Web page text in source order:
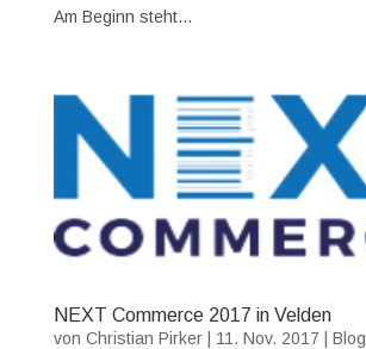
Am Beginn steht...
NEXT Commerce 2017 in Velden
von Christian Pirker| 11. Nov. 2017 Blog